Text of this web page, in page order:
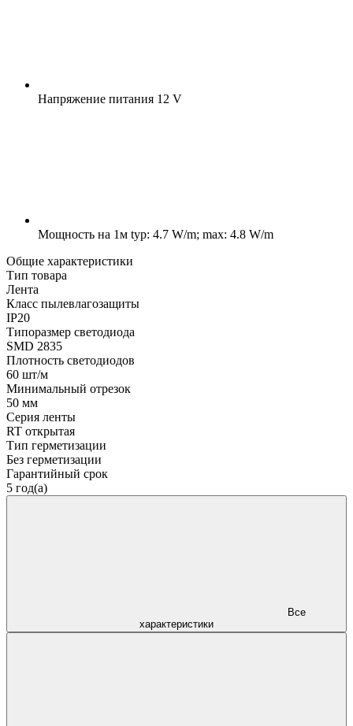
Напряжение питания 12 V
Мощность на 1м typ: 4.7 W/m; max: 4.8 W/m
Общие характеристики
Тип товара
Лента
Класс пылевлагозащиты
IP20
Типоразмер светодиода
SMD 2835
Плотность светодиодов
60 шт/м
Минимальный отрезок
50 мм
Серия ленты
RT открытая
Тип герметизации
Без герметизации
Гарантийный срок
5 год(а)
характеристики